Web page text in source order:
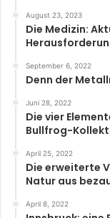
August 23, 2023
Die Medizin:
September 6, 2022
Denn der
Juni 28, 2022
Die vier
Bullfrog-
April 25, 2022
Die erweiterte
Natur aus
April 8, 2022